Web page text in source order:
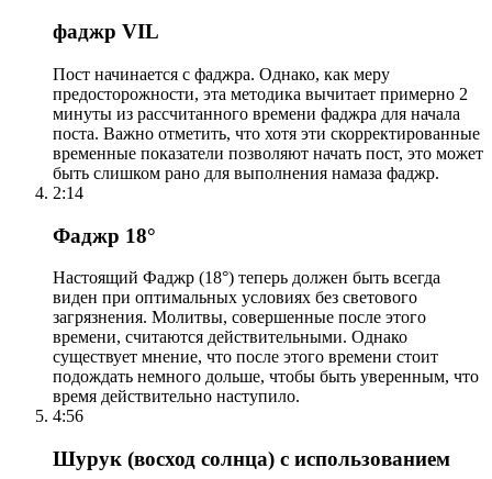
фаджр VIL
Пост начинается с фаджра. Однако, как меру
предосторожности, эта методика вычитает примерно 2
минуты из рассчитанного времени фаджра для начала
поста. Важно отметить, что хотя эти скорректированные
временные показатели позволяют начать пост, это может
быть слишком рано для выполнения намаза фаджр.
2:14
Фаджр 18°
Настоящий Фаджр (18°) теперь должен быть всегда
виден при оптимальных условиях без светового
загрязнения. Молитвы, совершенные после этого
времени, считаются действительными. Однако
существует мнение, что после этого времени стоит
подождать немного дольше, чтобы быть уверенным, что
время действительно наступило.
4:56
Шурук (восход солнца) с использованием